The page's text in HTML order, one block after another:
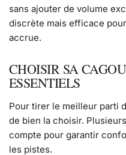
sans ajouter de volume
discrète mais efficace
accrue.
CHOISIR SA
ESSENTIELS
Pour tirer le meilleur parti
de bien la choisir.
compte pour garantir
les pistes.